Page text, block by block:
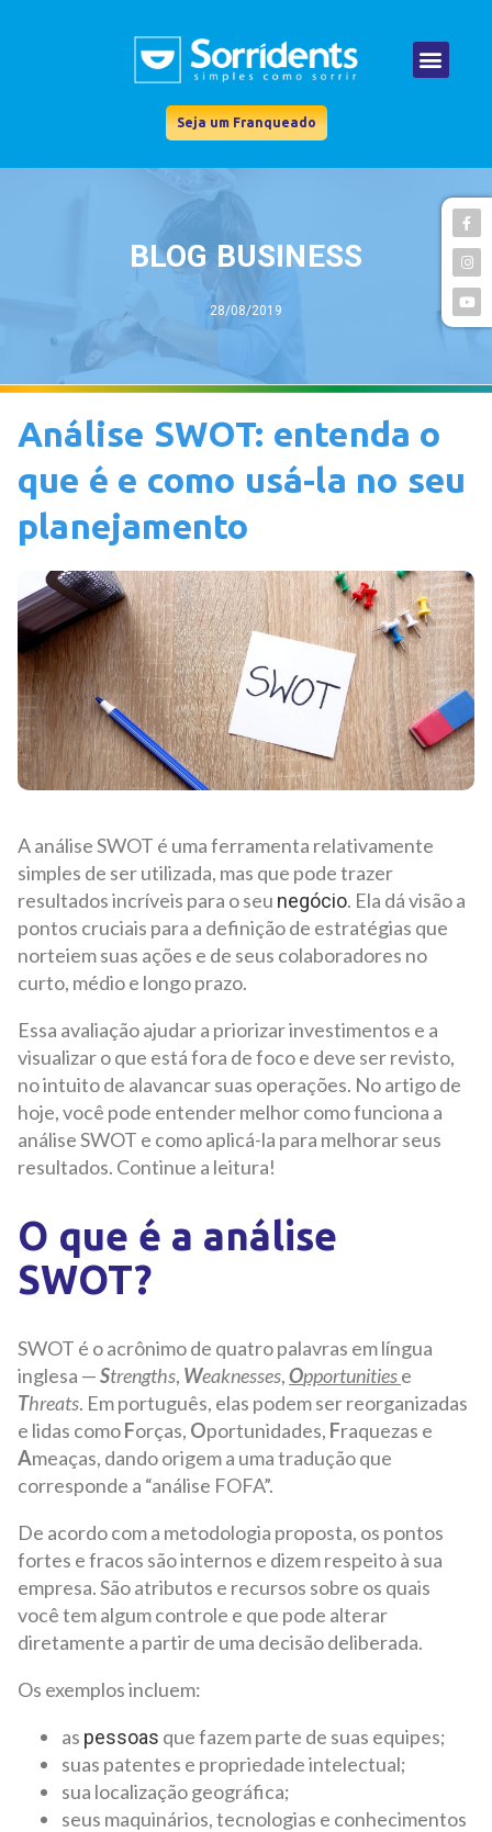
Seja um Franqueado
BLOG BUSINESS
28/08/2019
Análise SWOT: entenda o
que é e como usá-la no seu
planejamento
A análise SWOT é uma ferramenta relativamente
simples de ser utilizada, mas que pode trazer
resultados incríveis para o seu negócio. Ela dá visão a
pontos cruciais para a definição de estratégias que
norteiem suas ações e de seus colaboradores no
curto, médio e longo prazo.
Essa avaliação ajudar a priorizar investimentos e a
visualizar o que está fora de foco e deve ser revisto,
no intuito de alavancar suas operações. No artigo de
hoje, você pode entender melhor como funciona a
análise SWOT e como aplicá-la para melhorar seus
resultados. Continue a leitura!
O que é a análise
SWOT?
SWOT é o acrônimo de quatro palavras em língua
inglesa —Strengths, Weaknesses,Opportunitiese
Threats. Em português, elas podem ser reorganizadas
e lidas comoForças, Oportunidades, Fraquezas e
Ameaças, dando origem a uma tradução que
corresponde a “análise FOFA”.
De acordo com a metodologia proposta, os pontos
fortes e fracos são internos e dizem respeito à sua
empresa. São atributos e recursos sobre os quais
você tem algum controle e que pode alterar
diretamente a partir de uma decisão deliberada.
Os exemplos incluem:
as pessoas que fazem parte de suas equipes;
suas patentes e propriedade intelectual;
sua localização geográfica;
seus maquinários, tecnologias e conhecimentos